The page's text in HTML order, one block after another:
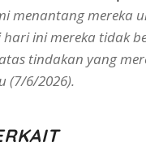
menantang mereka
ini mereka tidak
tindakan yang
(7/6/2026).